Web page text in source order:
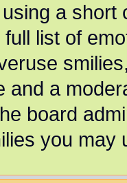
a short
list of
and a
board
you may